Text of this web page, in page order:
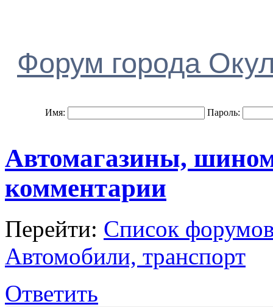
Форум города
Имя: Пароль:
Автомагазины,
комментарии
Перейти: Список
Автомобили, транспорт
Ответить